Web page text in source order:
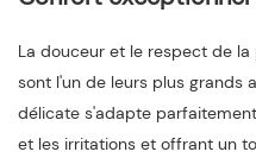
La douceur et le respect de
sont l'un de leurs plus grands
délicate s'adapte
et les irritations et offrant un